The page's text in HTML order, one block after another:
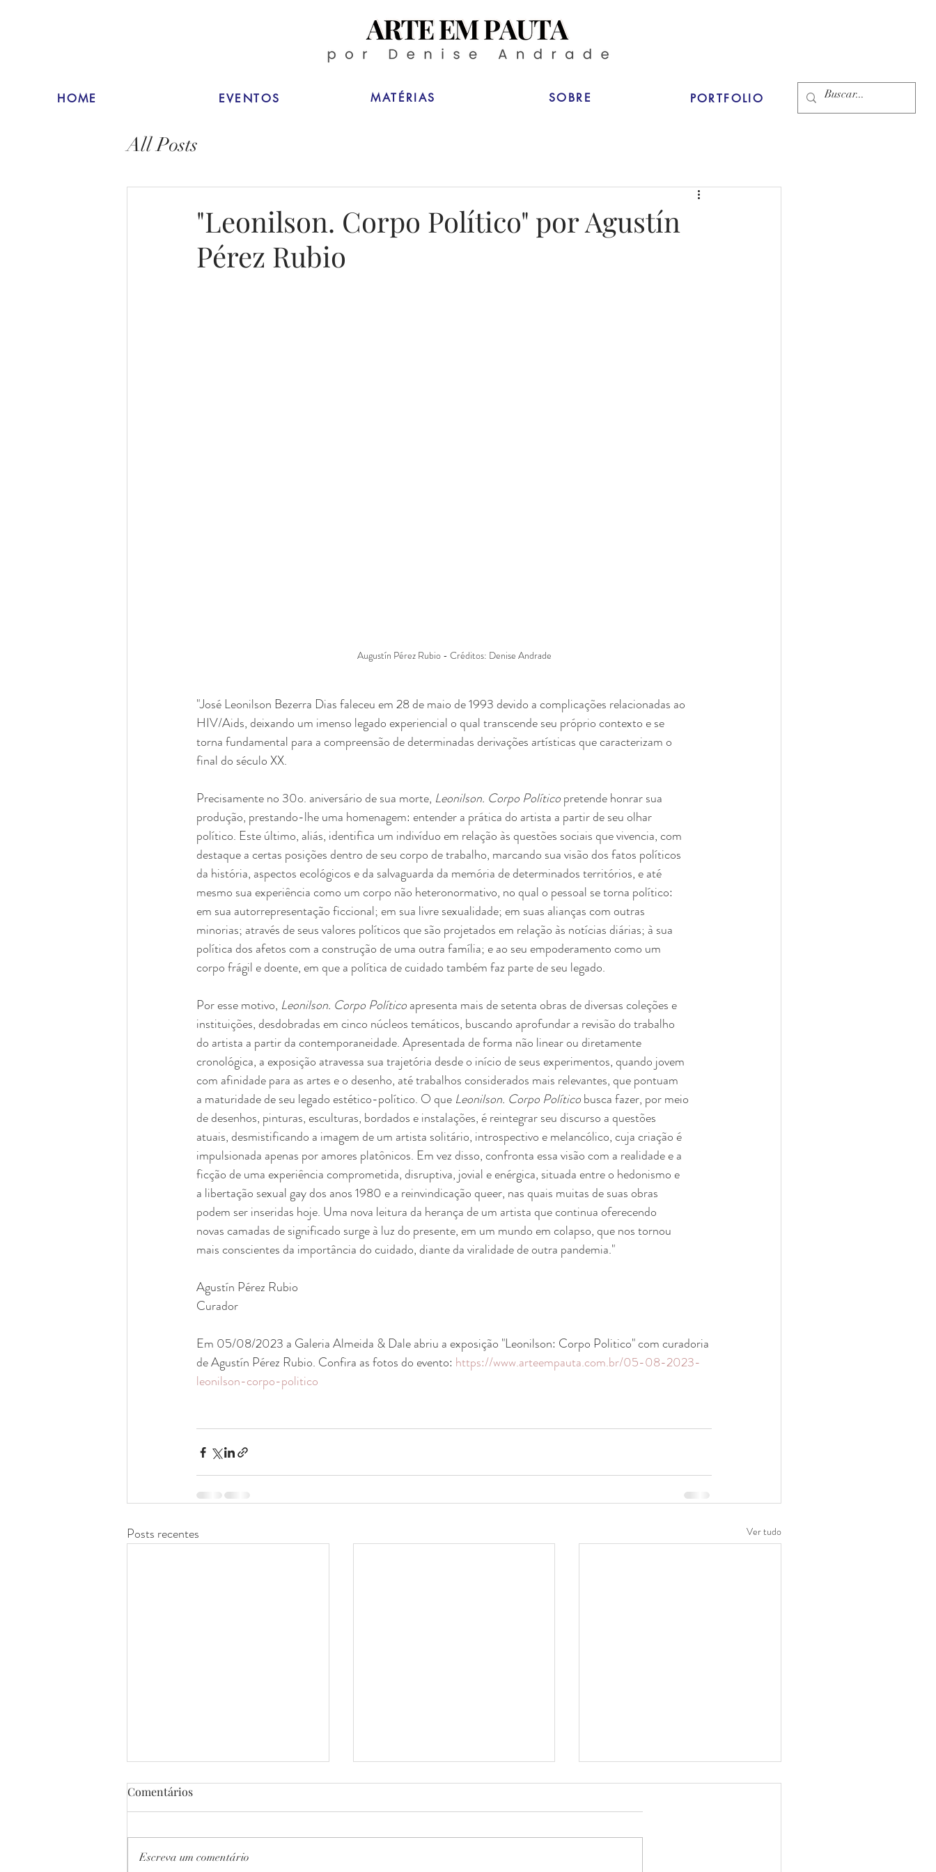
HOME EVENTOS MATÉRIAS SOBRE PORTFOLIO
All Posts
"Leonilson. Corpo Político" por Agustín
Pérez Rubio
Augustín Pérez Rubio - Créditos: Denise Andrade
"José Leonilson Bezerra Dias faleceu em 28 de maio de 1993 devido a complicações relacionadas ao
HIV/Aids, deixando um imenso legado experiencial o qual transcende seu próprio contexto e se
torna fundamental para a compreensão de determinadas derivações artísticas que caracterizam o
final do século XX.
Precisamente no 30o. aniversário de sua morte, Leonilson. Corpo Político pretende honrar sua
produção, prestando-lhe uma homenagem: entender a prática do artista a partir de seu olhar
político. Este último, aliás, identifica um indivíduo em relação às questões sociais que vivencia, com
destaque a certas posições dentro de seu corpo de trabalho, marcando sua visão dos fatos políticos
da história, aspectos ecológicos e da salvaguarda da memória de determinados territórios, e até
mesmo sua experiência como um corpo não heteronormativo, no qual o pessoal se torna político:
em sua autorrepresentação ficcional; em sua livre sexualidade; em suas alianças com outras
minorias; através de seus valores políticos que são projetados em relação às notícias diárias; à sua
política dos afetos com a construção de uma outra família; e ao seu empoderamento como um
corpo frágil e doente, em que a política de cuidado também faz parte de seu legado.
Por esse motivo, Leonilson. Corpo Político apresenta mais de setenta obras de diversas coleções e
instituições, desdobradas em cinco núcleos temáticos, buscando aprofundar a revisão do trabalho
do artista a partir da contemporaneidade. Apresentada de forma não linear ou diretamente
cronológica, a exposição atravessa sua trajetória desde o início de seus experimentos, quando jovem
com afinidade para as artes e o desenho, até trabalhos considerados mais relevantes, que pontuam
a maturidade de seu legado estético-político. O que Leonilson. Corpo Político busca fazer, por meio
de desenhos, pinturas, esculturas, bordados e instalações, é reintegrar seu discurso a questões
atuais, desmistificando a imagem de um artista solitário, introspectivo e melancólico, cuja criação é
impulsionada apenas por amores platônicos. Em vez disso, confronta essa visão com a realidade e a
ficção de uma experiência comprometida, disruptiva, jovial e enérgica, situada entre o hedonismo e
a libertação sexual gay dos anos 1980 e a reinvindicação queer, nas quais muitas de suas obras
podem ser inseridas hoje. Uma nova leitura da herança de um artista que continua oferecendo
novas camadas de significado surge à luz do presente, em um mundo em colapso, que nos tornou
mais conscientes da importância do cuidado, diante da viralidade de outra pandemia."
Agustín Pérez Rubio
Curador
Em 05/08/2023 a Galeria Almeida & Dale abriu a exposição "Leonilson: Corpo Politico" com curadoria
de Agustín Pérez Rubio. Confira as fotos do evento: https://www.arteempauta.com.br/05-08-2023-
leonilson-corpo-politico
Posts recentes Ver tudo
Comentários
Escreva um comentário